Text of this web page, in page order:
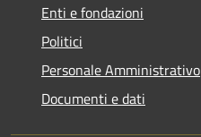
Enti e fondazioni
Politici
Personale Amministrativo
Documenti e dati